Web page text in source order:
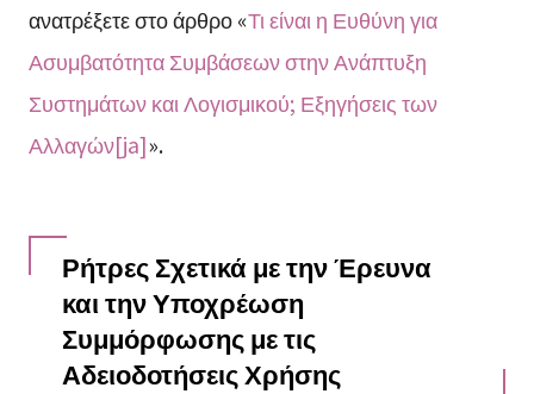
ανατρέξετε στο άρθρο «Τι είναι η Ευθύνη για
Ασυμβατότητα Συμβάσεων στην Ανάπτυξη
Συστημάτων και Λογισμικού; Εξηγήσεις των
Αλλαγών[ja]».
Ρήτρες Σχετικά με την Έρευνα
και την Υποχρέωση
Συμμόρφωσης με τις
Αδειοδοτήσεις Χρήσης